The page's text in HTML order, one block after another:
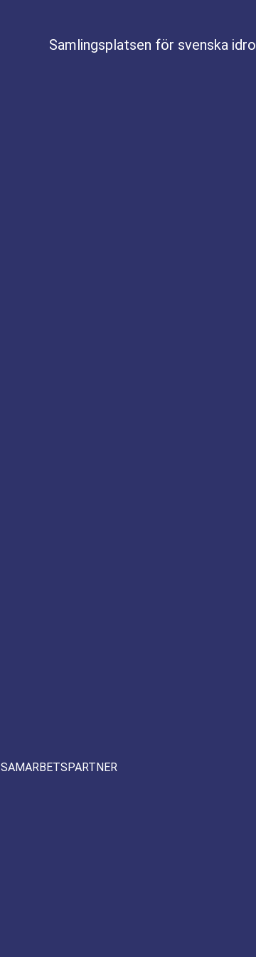
Samlingsplatsen för svenska
SAMARBETSPARTNER